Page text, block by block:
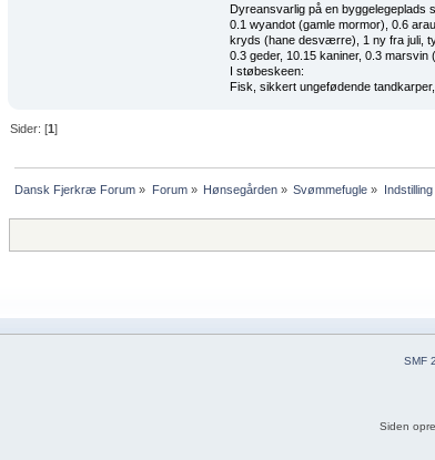
Dyreansvarlig på en byggelegeplads
0.1 wyandot (gamle mormor), 0.6
kryds (hane desværre), 1 ny fra juli,
0.3 geder, 10.15 kaniner, 0.3 marsvin
I støbeskeen:
Fisk, sikkert ungefødende
Sider: [1]
Dansk Fjerkræ Forum » Forum» Hønsegården» Svømmefugle »
SMF
Siden